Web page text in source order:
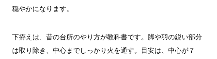
穏やかになります。
下拵えは、昔の台所のやり方が教科書です。脚や羽の鋭い部分
は取り除き、中心までしっかり火を通す。目安は、中心が７